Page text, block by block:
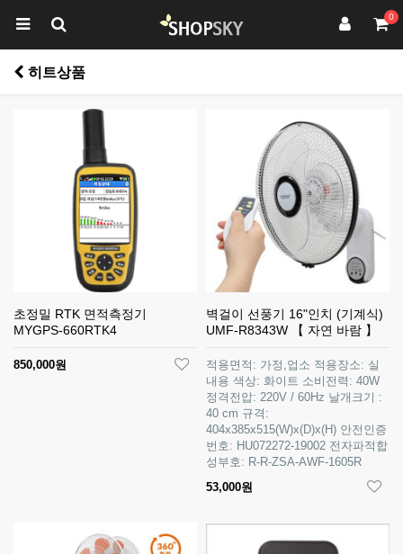
0
히트상품
초정밀 RTK 면적측정기
MYGPS-660RTK4
850,000원
벽걸이 선풍기 16"인치 (기계식)
UMF-R8343W 【 자연 바람 】
적용면적: 가정,업소 적용장소: 실
내용 색상: 화이트 소비전력: 40W
정격전압: 220V / 60Hz 날개크기 :
40 cm 규격:
404x385x515(W)x(D)x(H) 안전인증
번호: HU072272-19002 전자파적합
성부호: R-R-ZSA-AWF-1605R
53,000원